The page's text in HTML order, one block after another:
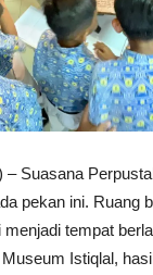
– Suasana
pekan ini. Ruang
menjadi tempat
Museum Istiqlal,